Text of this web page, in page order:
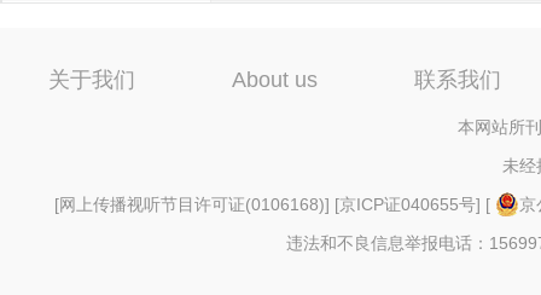
关于我们 About us 联系我们
本网站所
未经
[网上传播视听节目许可证(0106168)] [京ICP证040655号] [
京
违法和不良信息举报电话：